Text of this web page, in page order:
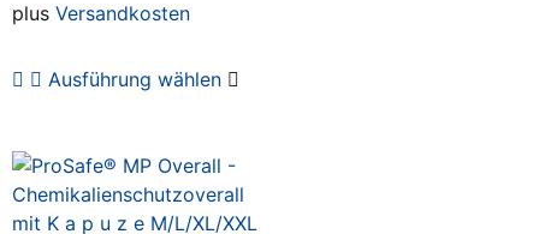
plus Versandkosten
Ausführung wählen